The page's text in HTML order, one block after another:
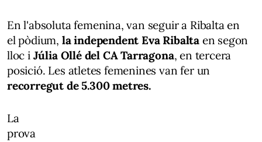
En l'absoluta femenina, van seguir a Ribalta en
el pòdium, la independent Eva Ribaltaen segon
lloc i Júlia Ollé del CA Tarragona, en tercera
posició. Les atletes femenines van fer un
recorregut de 5.300 metres.
La
prova